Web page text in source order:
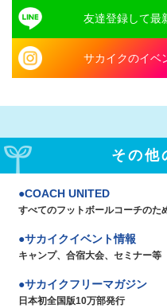
友達登録して最
サカイクのイベ
その他
COACH UNITED
すべてのフットボールコーチのた
サカイクイベント情報
キャンプ、合宿大会、セミナー等
サカイクフリーマガジン
日本初全国版10万部発行